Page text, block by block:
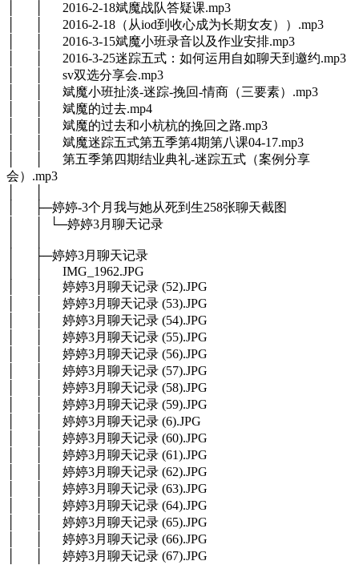
│ │ 2016-2-18斌魔战队答疑课.mp3
│ │ 2016-2-18（从iod到收心成为长期女友））.mp3
│ │ 2016-3-15斌魔小班录音以及作业安排.mp3
│ │ 2016-3-25迷踪五式：如何运用自如聊天到邀约.mp3
│ │ sv双选分享会.mp3
│ │ 斌魔小班扯淡-迷踪-挽回-情商（三要素）.mp3
│ │ 斌魔的过去.mp4
│ │ 斌魔的过去和小杭杭的挽回之路.mp3
│ │ 斌魔迷踪五式第五季第4期第八课04-17.mp3
│ │ 第五季第四期结业典礼-迷踪五式（案例分享
会）.mp3
│ ├─婷婷-3个月我与她从死到生258张聊天截图
│ │ └─婷婷3月聊天记录
│ ├─婷婷3月聊天记录
│ │ IMG_1962.JPG
│ │ 婷婷3月聊天记录 (52).JPG
│ │ 婷婷3月聊天记录 (53).JPG
│ │ 婷婷3月聊天记录 (54).JPG
│ │ 婷婷3月聊天记录 (55).JPG
│ │ 婷婷3月聊天记录 (56).JPG
│ │ 婷婷3月聊天记录 (57).JPG
│ │ 婷婷3月聊天记录 (58).JPG
│ │ 婷婷3月聊天记录 (59).JPG
│ │ 婷婷3月聊天记录 (6).JPG
│ │ 婷婷3月聊天记录 (60).JPG
│ │ 婷婷3月聊天记录 (61).JPG
│ │ 婷婷3月聊天记录 (62).JPG
│ │ 婷婷3月聊天记录 (63).JPG
│ │ 婷婷3月聊天记录 (64).JPG
│ │ 婷婷3月聊天记录 (65).JPG
│ │ 婷婷3月聊天记录 (66).JPG
│ │ 婷婷3月聊天记录 (67).JPG